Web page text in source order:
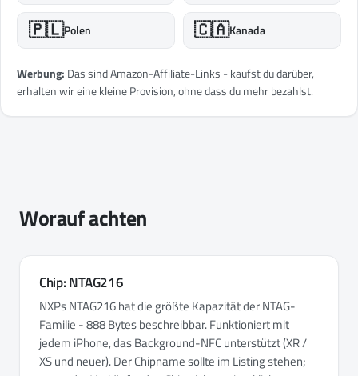
🇵🇱Polen 🇨🇦Kanada
Werbung: Das sind Amazon-Affiliate-Links - kaufst du darüber,
erhalten wir eine kleine Provision, ohne dass du mehr bezahlst.
Worauf achten
Chip: NTAG216
NXPs NTAG216 hat die größte Kapazität der NTAG-
Familie - 888 Bytes beschreibbar. Funktioniert mit
jedem iPhone, das Background-NFC unterstützt (XR /
XS und neuer). Der Chipname sollte im Listing stehen;